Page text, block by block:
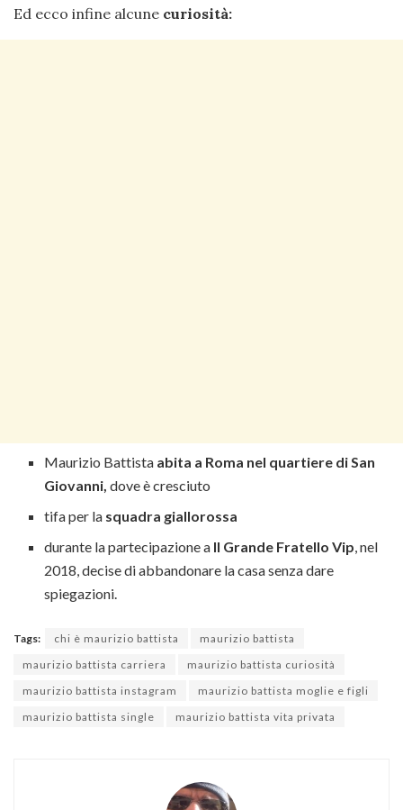
Ed ecco infine alcune curiosità:
Maurizio Battista abita a Roma nel quartiere di San
Giovanni, dove è cresciuto
tifa per la squadra giallorossa
durante la partecipazione a Il Grande Fratello Vip, nel
2018, decise di abbandonare la casa senza dare
spiegazioni.
Tags: chi è maurizio battista
maurizio battista
maurizio battista carriera
maurizio battista curiosità
maurizio battista instagram
maurizio battista moglie e figli
maurizio battista single
maurizio battista vita privata